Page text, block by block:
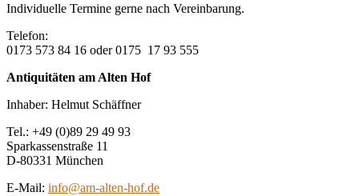
Individuelle Termine gerne nach Vereinbarung.
Telefon:
0173 573 84 16 oder 0175 17 93 555
Antiquitäten am Alten Hof
Inhaber: Helmut Schäffner
Tel.: +49 (0)89 29 49 93
Sparkassenstraße 11
D-80331 München
E-Mail: info@am-alten-hof.de